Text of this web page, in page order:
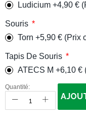
Ludicium +4,90 €
Souris
Torn +5,90 € (Prix
Tapis De Souris
ATECS M +6,10 €
Quantité: